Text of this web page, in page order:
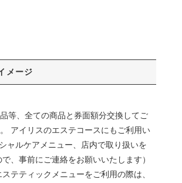
メージ
等、全ての商品と券面額分交換してご
アイリスのエステコースにもご利用い
ャルケアメニュー、店内で取り扱いを
、事前にご連絡をお願いいたします）
テティックメニューをご利用の際は、